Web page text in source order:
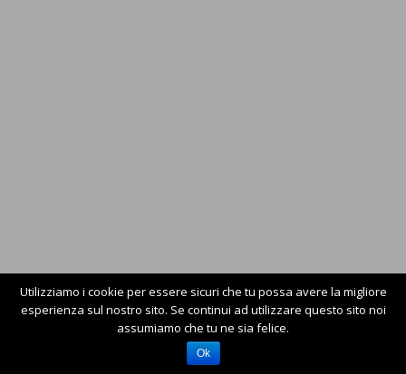
Utilizziamo i cookie per essere sicuri che tu possa avere la migliore
esperienza sul nostro sito. Se continui ad utilizzare questo sito noi
assumiamo che tu ne sia felice.
Ok